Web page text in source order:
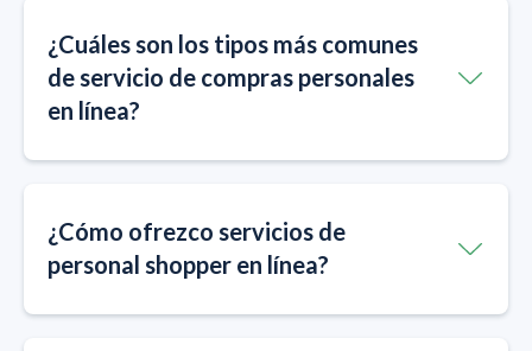
¿Cuáles son los tipos más comunes
de servicio de compras personales
en línea?
¿Cómo ofrezco servicios de
personal shopper en línea?